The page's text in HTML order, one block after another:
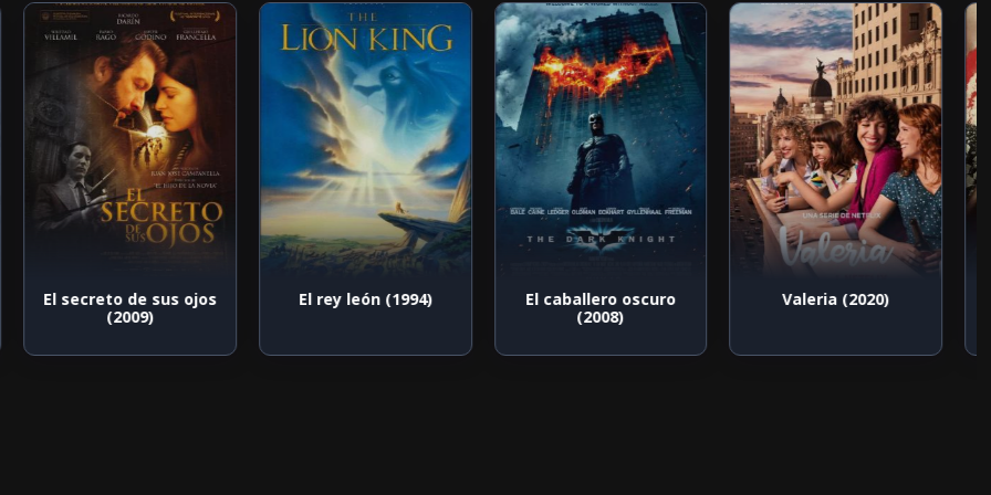
El secreto de sus ojos
(2009)
El rey león (1994)
El caballero oscuro
(2008)
Valeria (2020)